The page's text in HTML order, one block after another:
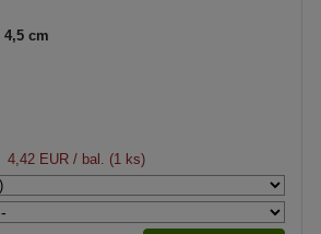
4,5 cm
4,42 EUR / bal. (1 ks)